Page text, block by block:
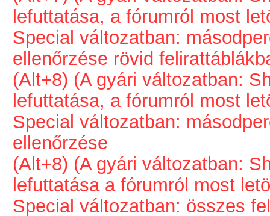
lefuttatása, a fórumról most
Special változatban:
ellenőrzése rövid
(Alt+8) (A gyári változatban:
lefuttatása, a fórumról most
Special változatban:
ellenőrzése
(Alt+8) (A gyári változatban:
lefuttatása a fórumról most
Special változatban: összes